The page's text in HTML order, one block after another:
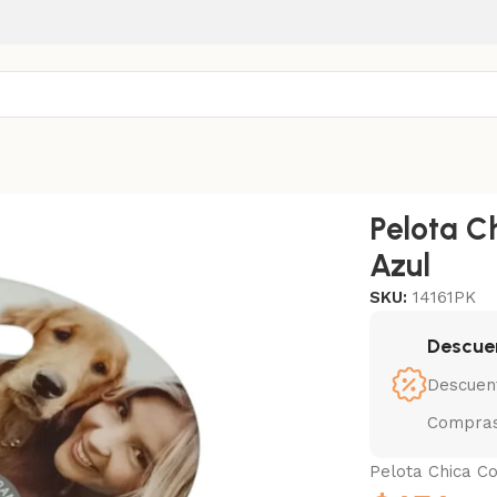
Pelota
Azul
SKU:14161PK
Pelota Chica